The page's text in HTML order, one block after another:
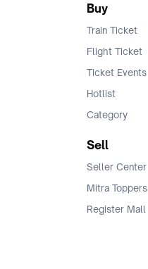
Buy
Train Ticket
Flight Ticket
Ticket Events
Hotlist
Category
Sell
Seller Center
Mitra Toppers
Register Mall